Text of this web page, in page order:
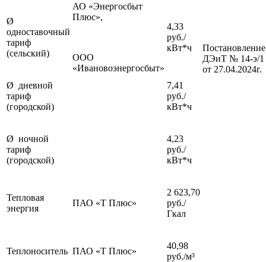
АО «Энергосбыт
Плюс»,
ООО
«Ивановоэнергосбыт»
Постановление
ДЭиТ № 14-э/1
от 27.04.2024г.
Ø
одноставочный
тариф
(сельский)
4,33
руб./
кВт*ч
Ø дневной
тариф
(городской)
7,41
руб./
кВт*ч
Ø ночной
тариф
(городской)
4,23
руб./
кВт*ч
Тепловая
энергия
ПАО «Т Плюс»
2 623,70
руб./
Гкал
Теплоноситель ПАО «Т Плюс»
40,98
руб./м³